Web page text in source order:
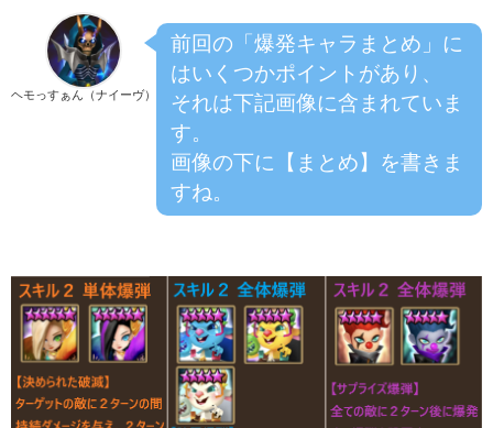
ヘモっすぁん（ナイーヴ）
前回の「爆発キャラまとめ」に
はいくつかポイントがあり、
それは下記画像に含まれていま
す。
画像の下に【まとめ】を書きま
すね。